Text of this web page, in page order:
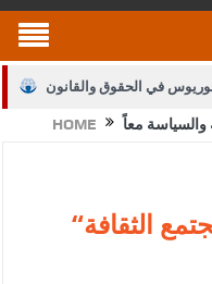
في الحقوق والقانون
التاريخية على المقدسات
قانون الملكية العقارية
HOME والسياسة معاً
“سمير الحباشنة” عندما تجتمع الثقافة